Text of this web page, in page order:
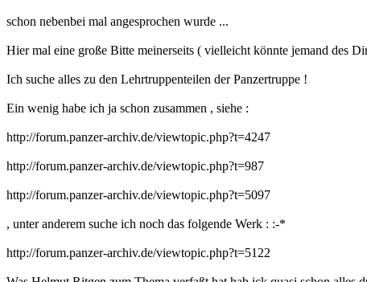
schon nebenbei mal angesprochen wurde ...
Hier mal eine große Bitte meinerseits ( vielleicht könnte jemand des
Ich suche alles zu den Lehrtruppenteilen der Panzertruppe !
Ein wenig habe ich ja schon zusammen , siehe :
http://forum.panzer-archiv.de/viewtopic.php?t=4247
http://forum.panzer-archiv.de/viewtopic.php?t=987
http://forum.panzer-archiv.de/viewtopic.php?t=5097
, unter anderem suche ich noch das folgende Werk : :-*
http://forum.panzer-archiv.de/viewtopic.php?t=5122